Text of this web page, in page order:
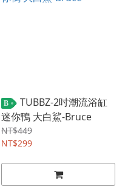
B
TUBBZ-2吋潮流浴缸
迷你鴨 大白鯊-Bruce
NT$449
NT$299